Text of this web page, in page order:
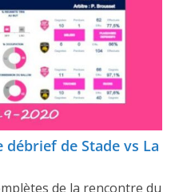
débrief de Stade vs La
de la rencontre du